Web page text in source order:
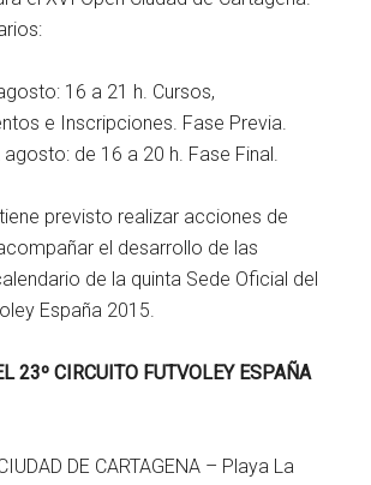
16 a 21 h. Cursos,
e Inscripciones. Fase Previa.
de 16 a 20 h. Fase Final.
previsto realizar acciones de
el desarrollo de las
de la quinta Sede Oficial del
España 2015.
23º CIRCUITO FUTVOLEY ESPAÑA
DE CARTAGENA – Playa La